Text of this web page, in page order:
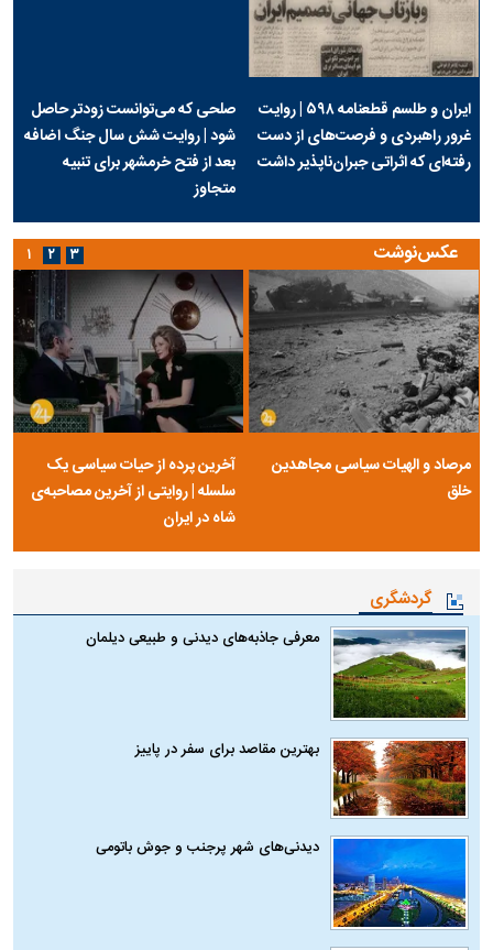
ایران و طلسم قطعنامه ۵۹۸ | روایت
غرور راهبردی و فرصت‌های از دست
رفته‌ای که اثراتی جبران‌ناپذیر داشت
صلحی که می‌توانست زودتر حاصل
شود | روایت شش سال جنگ اضافه
بعد از فتح خرمشهر برای تنبیه
متجاوز
عکس‌نوشت
مرصاد و الهیات سیاسی مجاهدین
خلق
آخرین پرده از حیات سیاسی یک
سلسله | روایتی از آخرین مصاحبه‌ی
شاه در ایران
۱ ۲ ۳
گردشگری
معرفی جاذبه‌های دیدنی و طبیعی دیلمان
بهترین مقاصد برای سفر در پاییز
دیدنی‌های شهر پرجنب و جوش باتومی